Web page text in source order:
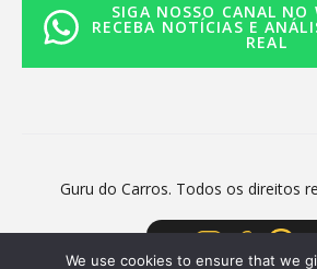
SIGA NOSSO CANAL NO
RECEBA NOTÍCIAS E
REAL
Guru do Carros. Todos os direitos
We use cookies to ensure that we